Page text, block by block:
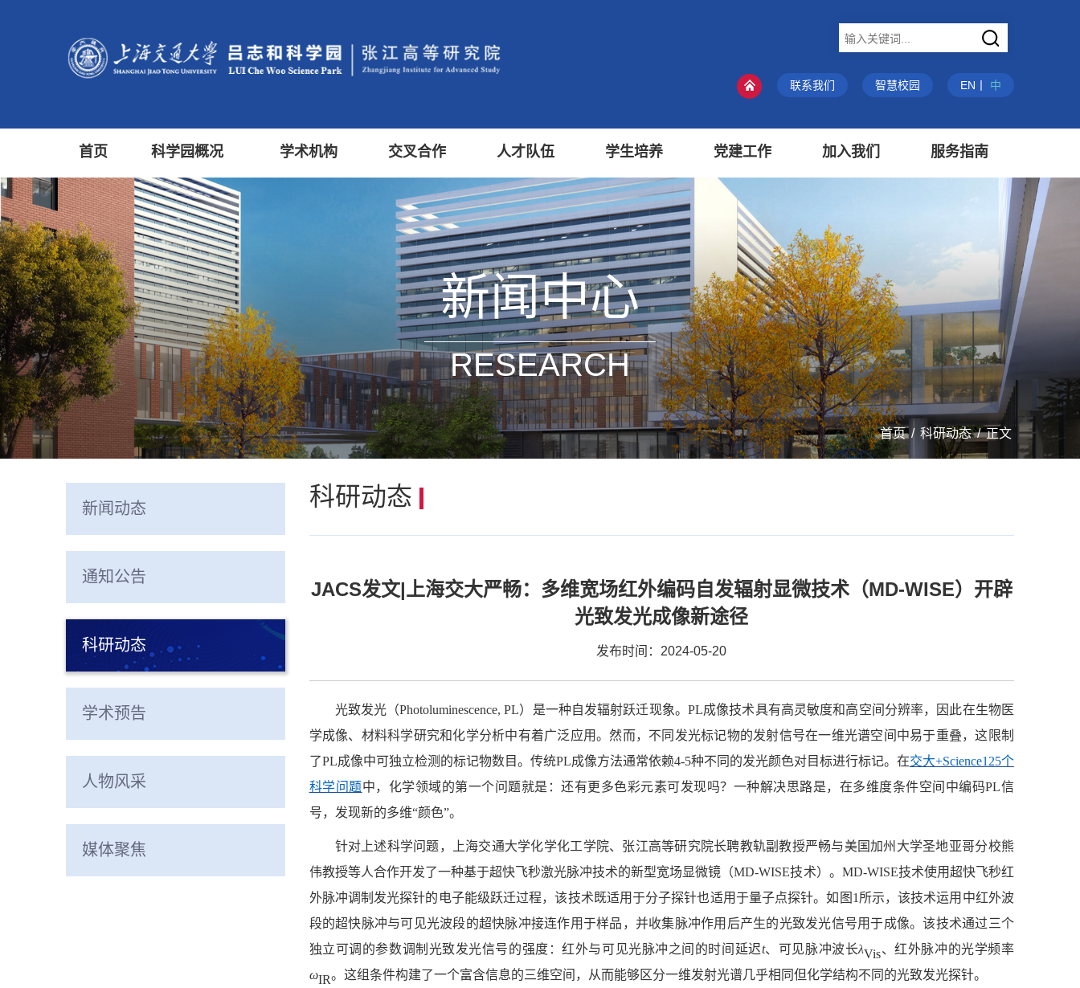
联系我们 智慧校园 EN 中
首页 科学园概况 学术机构 交叉合作 人才队伍 学生培养 党建工作 加入我们 服务指南
新闻中心
RESEARCH
首页/ 科研动态/正文
新闻动态
通知公告
科研动态
学术预告
人物风采
媒体聚焦
科研动态
JACS发文|上海交大严畅：多维宽场红外编码自发辐射显微技术（MD-WISE）开辟
光致发光成像新途径
发布时间：2024-05-20
光致发光（Photoluminescence, PL） 是一种自发辐射跃迁现象。 PL成像技术具有高灵敏度和高空间分辨率， 因此在生物医
学成像、材料科学研究和化学分析中有着广泛应用。然而， 不同发光标记物的发射信号在一维光谱空间中易于重叠，这限制
了PL成像中可独立检测的标记物数目。 传统PL成像方法通常依赖4-5种不同的发光颜色对目标进行标记。在交大+Science125个
科学问题中，化学领域的第一个问题就是：还有更多色彩元素可发现吗？ 一种解决思路是，在多维度条件空间中编码PL信
号，发现新的多维“颜色”。
针对上述科学问题，上海交通大学化学化工学院、张江高等研究院长聘教轨副教授严畅与美国加州大学圣地亚哥分校熊
伟教授等人合作开发了一种基于超快飞秒激光脉冲技术的新型宽场显微镜（MD-WISE技术）。 MD-WISE技术使用超快飞秒红
外脉冲调制发光探针的电子能级跃迁过程，该技术既适用于分子探针也适用于量子点探针。如图 1所示，该技术运用中红外波
段的超快脉冲与可见光波段的超快脉冲接连作用于样品，并收集脉冲作用后产生的光致发光信号用于成像。该技术通过三个
独立可调的参数调制光致发光信号的强度：红外与可见光脉冲之间的时间延迟t、可见脉冲波长λVis、红外脉冲的光学频率
ωIR。这组条件构建了一个富含信息的三维空间 ，从而能够区分一维发射光谱几乎相同但化学结构不同的光致发光探针。